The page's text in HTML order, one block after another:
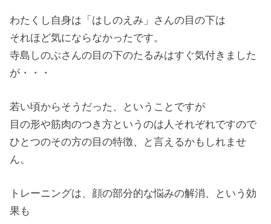
わたくし自身は「はしのえみ」さんの目の下は
それほど気にならなかったです。
寺島しのぶさんの目の下のたるみはすぐ気付きました
が・・・
若い頃からそうだった、ということですが
目の形や筋肉のつき方というのは人それぞれですので
ひとつのその方の目の特徴、と言えるかもしれませ
ん。
トレーニングは、顔の部分的な悩みの解消、という効
果も